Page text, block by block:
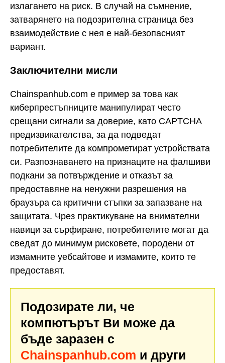
излагането на риск. В случай на съмнение,
затварянето на подозрителна страница без
взаимодействие с нея е най-безопасният
вариант.
Заключителни мисли
Chainspanhub.com е пример за това как
киберпрестъпниците манипулират често
срещани сигнали за доверие, като CAPTCHA
предизвикателства, за да подведат
потребителите да компрометират устройствата
си. Разпознаването на признаците на фалшиви
подкани за потвърждение и отказът за
предоставяне на ненужни разрешения на
браузъра са критични стъпки за запазване на
защитата. Чрез практикуване на внимателни
навици за сърфиране, потребителите могат да
сведат до минимум рисковете, породени от
измамните уебсайтове и измамите, които те
предоставят.
Подозирате ли, че
компютърът Ви може да
бъде заразен с
Chainspanhub.com и други